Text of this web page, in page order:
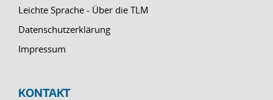
Leichte Sprache - Über die TLM
Datenschutzerklärung
Impressum
KONTAKT